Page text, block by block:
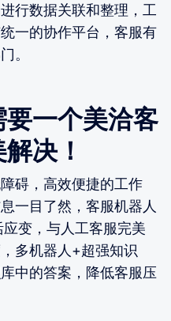
行数据关联和整理，工
一的协作平台，客服有
。
一个美洽客
决！
碍，高效便捷的工作
一目了然，客服机器人
变，与人工客服完美
多机器人+超强知识
中的答案，降低客服压